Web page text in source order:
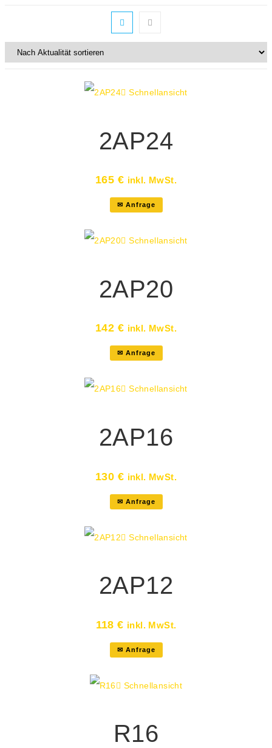
✉ Anfrage
Schnellansicht
2AP24
165 € inkl. MwSt.
✉ Anfrage
Schnellansicht
2AP20
142 € inkl. MwSt.
✉ Anfrage
Schnellansicht
2AP16
130 € inkl. MwSt.
✉ Anfrage
Schnellansicht
2AP12
118€ inkl. MwSt.
Schnellansicht
R16